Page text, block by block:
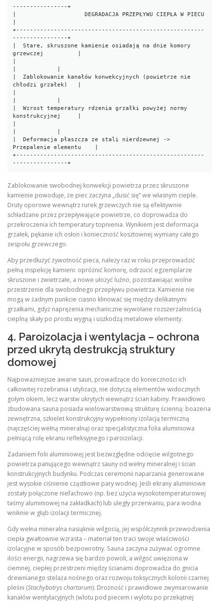
----------------+
|                    DEGRADACJA PRZEPŁYWU CIEPŁA W PIECU
+-------------------------------------------------------
----------------+
|  Stare, skruszone kamienie osiadają na dnie komory
grzewczej          |
|  Zablokowanie kanałów konwekcyjnych (powietrze nie
chłodzi grzałek)   |
|  Wzrost temperatury rdzenia grzałki powyżej normy
konstrukcyjnej     |
|  Deformacja płaszcza ze stali nierdzewnej ->
Przepalenie elementu    |
+-------------------------------------------------------
Zablokowanie swobodnej konwekcji powietrza przez skruszone
kamienie powoduje, że piec zaczyna „dusić się” we własnym cieple.
Druty oporowe wewnątrz rurek grzewczych nie są efektywnie
schładzane przez przepływające powietrze, co doprowadza do
przekroczenia ich temperatury topnienia. Wynikiem jest deformacja
grzałek, pękanie ich osłon i konieczność kosztownej wymiany całego
zespołu grzewczego.
Aby przedłużyć żywotność pieca, należy raz w roku przeprowadzić
pełną inspekcję kamieni: opróżnić komorę, odrzucić egzemplarze
skruszone i zwietrzałe, a nowe ułożyć luźno, pozostawiając wolne
przestrzenie dla swobodnego przepływu powietrza. Kamienie nie
mogą w żadnym punkcie ciasno klinować się między delikatnymi
grzałkami, gdyż naprężenia mechaniczne wywołane rozszerzalnością
cieplną skały po prostu wygną i uszkodzą metalowe elementy.
4. Paroizolacja i wentylacja – ochrona
przed ukrytą destrukcją struktury
domowej
Najpoważniejsze awarie saun, prowadzące do konieczności ich
całkowitej rozebrania i utylizacji, nie dotyczą elementów widocznych
gołym okiem, lecz warstw ukrytych wewnątrz ścian kabiny. Prawidłowo
zbudowana sauna posiada wielowarstwową strukturę ścienną: boazeria
zewnętrzna, szkielet konstrukcyjny wypełniony izolacją termiczną
(najczęściej wełną mineralną) oraz specjalistyczna folia aluminiowa
pełniącą rolę ekranu refleksyjnego i paroizolacji.
Zadaniem folii aluminiowej jest bezwzględne odcięcie wilgotnego
powietrza panującego wewnątrz sauny od wełny mineralnej i ścian
konstrukcyjnych budynku. Podczas ceremonii naparzania generowane
jest wysokie ciśnienie cząstkowe pary wodnej. Jeśli ekrany aluminiowe
zostały połączone niefachowo (np. bez użycia wysokotemperaturowej
taśmy aluminiowej na zakładkach) lub uległy przerwaniu, para wodna
wniknie w głąb izolacji termicznej.
Gdy wełna mineralna nasiąknie wilgocią, jej współczynnik przewodzenia
ciepła gwałtownie wzrasta – materiał ten traci swoje właściwości
izolacyjne w sposób bezpowrotny. Sauna zaczyna zużywać ogromne
ilości energii, nagrzewa się bardzo powoli, a wilgoć uwięziona w
ciemnej, ciepłej przestrzeni między ścianami doprowadza do gnicia
drewnianego stelaża nośnego oraz rozwoju toksycznych kolonii czarnej
pleśni (Stachybotrys chartarum). Drożność i prawidłowe zwymiarowanie
kanałów wentylacyjnych (wlotu pod piecem i wylotu po przekątnej